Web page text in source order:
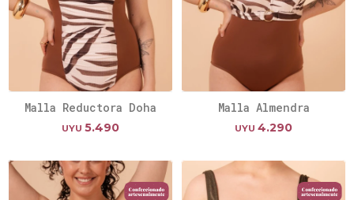
Malla Reductora Doha
UYU 5.490
Malla Almendra
UYU 4.290